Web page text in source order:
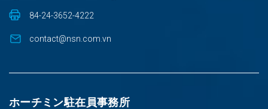
84-24-3652-4222
contact@nsn.com.vn
ホーチミン駐在員事務所